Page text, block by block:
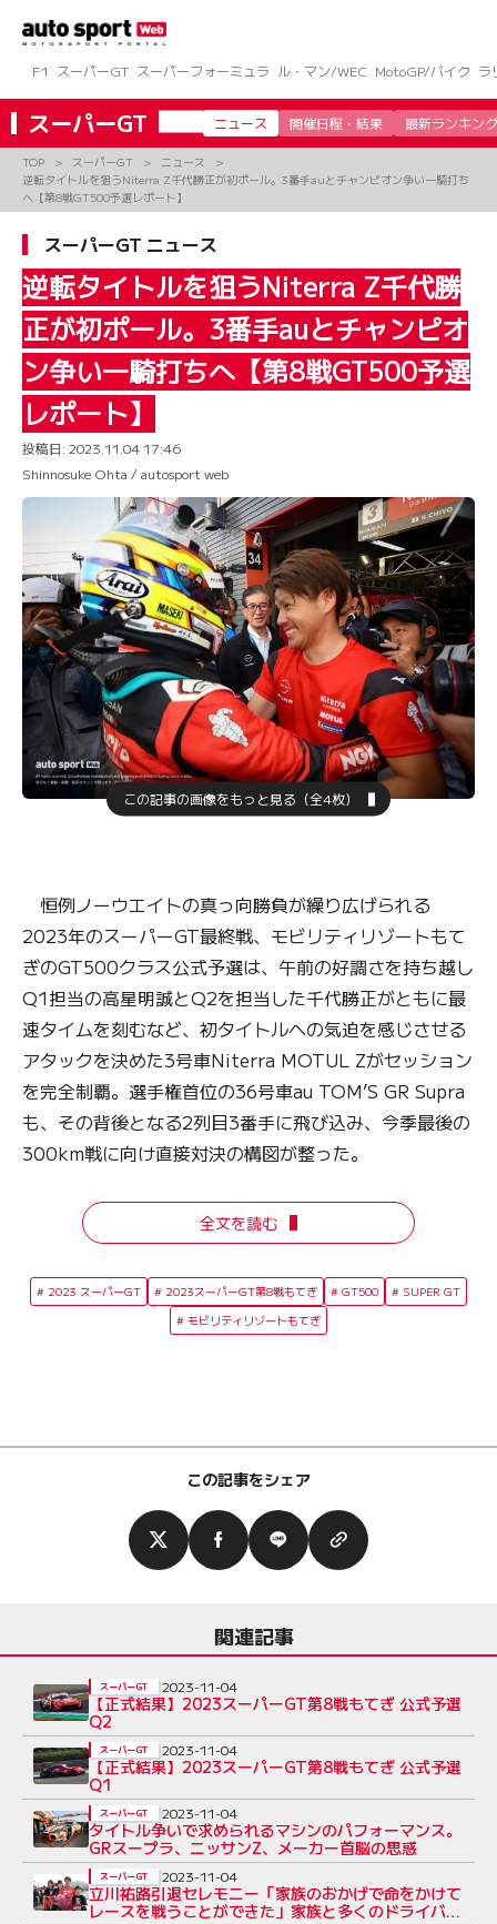
ツ
へ
ス
キ
F1 スーパーGT スーパーフォーミュラ ル・マン/WEC MotoGP/バイク ラ
スーパーGT ニュース 開催日程・結果 最新ランキング
TOP スーパーGT
ニュース
逆転タイトルを狙うNiterra Z千代勝正が初ポール。3番手auとチャンピオン争い一騎打ち
へ【第8戦GT500予選レポート】
スーパーGT ニュース
逆転タイトルを狙うNiterra Z千代勝
正が初ポール。3番手auとチャンピオ
ン争い一騎打ちへ【第8戦GT500予選
レポート】
投稿日: 2023.11.04 17:46
Shinnosuke Ohta / autosport web
この記事の画像をもっと見る（全4枚）
恒例ノーウエイトの真っ向勝負が繰り広げられる
2023年のスーパーGT最終戦、モビリティリゾートもて
ぎのGT500クラス公式予選は、午前の好調さを持ち越し
Q1担当の高星明誠とQ2を担当した千代勝正がともに最
速タイムを刻むなど、初タイトルへの気迫を感じさせる
アタックを決めた3号車Niterra MOTUL Zがセッション
を完全制覇。選手権首位の36号車au TOM’S GR Supra
も、その背後となる2列目3番手に飛び込み、今季最後の
300km戦に向け直接対決の構図が整った。
全文を読む
2023 スーパーGT 2023スーパーGT第8戦もてぎ GT500
SUPER GT
モビリティリゾートもてぎ
この記事をシェア
関連記事
【正式結果】2023スーパーGT第8戦もてぎ 公式予選
Q2
スーパーGT 2023-11-04
【正式結果】2023スーパーGT第8戦もてぎ 公式予選
Q1
スーパーGT 2023-11-04
タイトル争いで求められるマシンのパフォーマンス。
GRスープラ、ニッサンZ、メーカー首脳の思惑
スーパーGT 2023-11-04
立川祐路引退セレモニー「家族のおかげで命をかけて
レースを戦うことができた」家族と多くのドライバー
スーパーGT 2023-11-04